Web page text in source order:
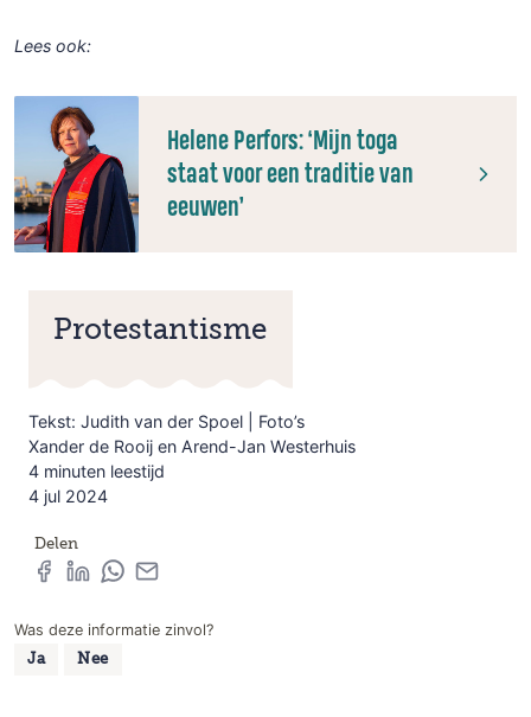
Lees ook:
Helene Perfors: ‘Mijn toga
staat voor een traditie van
eeuwen’
Protestantisme
Tekst: Judith van der Spoel | Foto’s
Xander de Rooij en Arend-Jan Westerhuis
4 minuten leestijd
4 jul 2024
Delen
Was deze informatie zinvol?
Ja Nee